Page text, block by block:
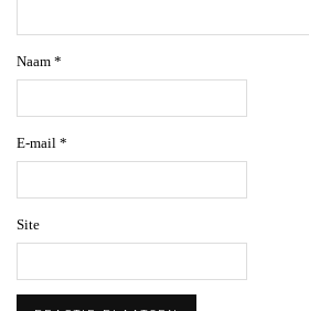
Naam *
E-mail *
Site